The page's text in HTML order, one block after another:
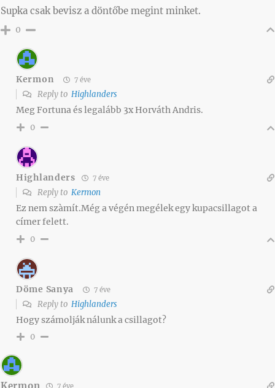
Supka csak bevisz a döntőbe megint minket.
0
Kermon 7 éve
Reply to Highlanders
Meg Fortuna és legalább 3x Horváth Andris.
0
Highlanders 7 éve
Reply to Kermon
Ez nem szàmít.Még a végén megélek egy kupacsillagot a
címer felett.
0
Döme Sanya 7 éve
Reply to Highlanders
Hogy számolják nálunk a csillagot?
0
7 éve